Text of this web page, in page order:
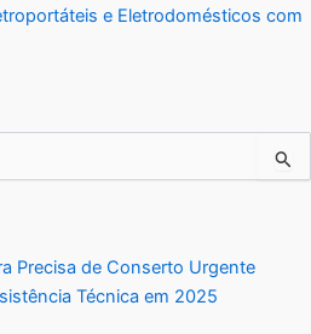
e Eletrodomésticos com
Precisa de Conserto Urgente
Técnica em 2025